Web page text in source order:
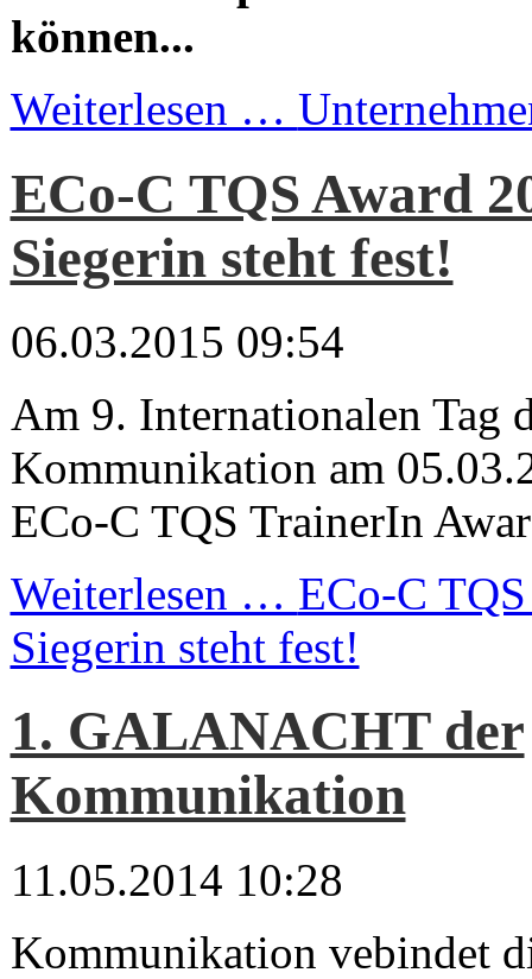
können...
Weiterlesen …
ECo-C TQS Award
Siegerin steht fest!
06.03.2015 09:54
Am 9. Internationalen Tag
Kommunikation am
ECo-C TQS TrainerIn
Weiterlesen … ECo-C
Siegerin steht fest!
1. GALANACHT der
Kommunikation
11.05.2014 10:28
Kommunikation vebindet